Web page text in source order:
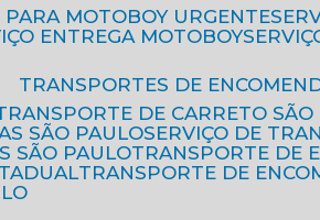
PARA MOTOBOY URGENTE
ENTREGA MOTOBOY
TRANSPORTES DE
TRANSPORTE DE CARRETO
SÃO PAULO
SERVIÇO DE
SÃO PAULO
TRANSPORTE DE
TRANSPORTE DE